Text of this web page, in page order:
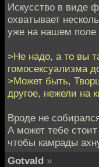
Искусство в виде
охватывает
уже на нашем поле
>Не надо, а то вы
гомосексуализма
>Может быть,
другое, нежели на
Вроде не
А может тебе стоит
чтобы камрады
Gotvald »